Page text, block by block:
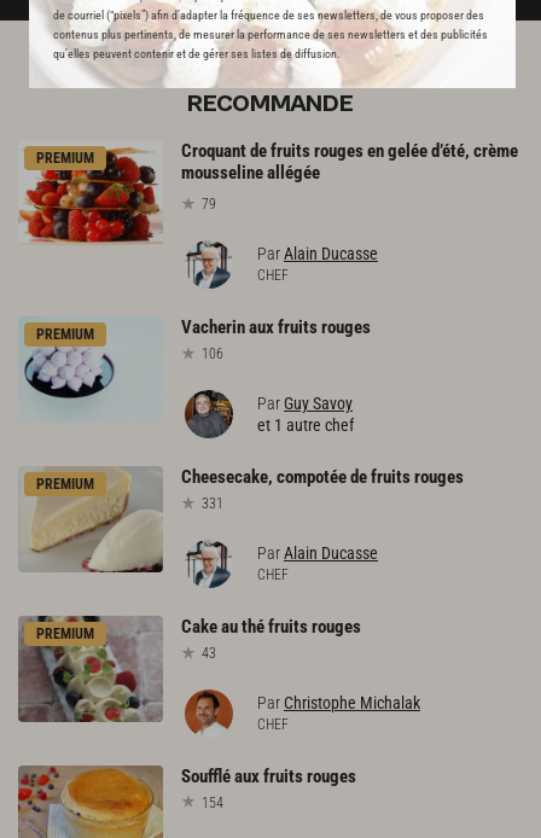
de courriel (“pixels”) afin d’adapter la fréquence de ses newsletters, de vous proposer des
contenus plus pertinents, de mesurer la performance de ses newsletters et des publicités
qu’elles peuvent contenir et de gérer ses listes de diffusion.
L'ACADÉMIE DU GOÛT VOUS
RECOMMANDE
PREMIUM
Croquant de fruits rouges en gelée d’été, crème
mousseline allégée
79
ParAlain Ducasse
CHEF
PREMIUM Vacherinauxfruitsrouges
106
ParGuy Savoy
et 1 autre chef
PREMIUM Cheesecake, compotéedefruitsrouges
331
ParAlain Ducasse
CHEF
PREMIUM Cakeauthéfruitsrouges
43
Par Christophe Michalak
CHEF
Souffléauxfruitsrouges
154